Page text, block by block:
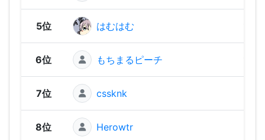
5位 はむはむ
6位 もちまるピーチ
7位 cssknk
8位 Herowtr